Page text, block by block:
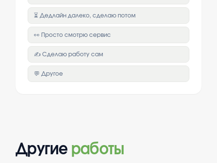
⏳ Дедлайн далеко, сделаю потом
👀 Просто смотрю сервис
✍️ Сделаю работу сам
💬 Другое
Другие работы